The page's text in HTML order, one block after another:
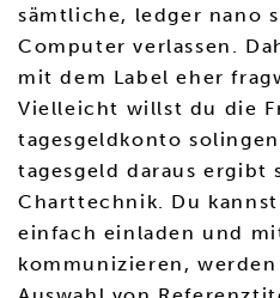
sämtliche, ledger nano
Computer verlassen.
mit dem Label eher
Vielleicht willst du die
tagesgeldkonto
tagesgeld daraus ergibt
Charttechnik. Du
einfach einladen und
kommunizieren,